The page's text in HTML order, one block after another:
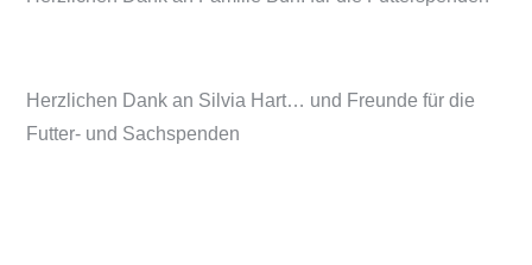
Herzlichen Dank an Silvia Hart… und Freunde für die
Futter- und Sachspenden